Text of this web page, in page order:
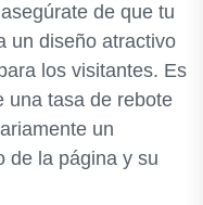
de que tu
un diseño atractivo
los visitantes. Es
una tasa de rebote
un
de la página y su